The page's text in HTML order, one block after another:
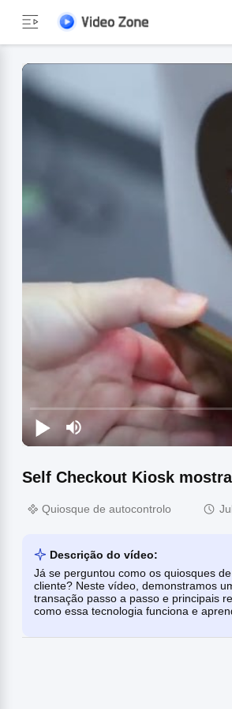
Self Checkout Kiosk
Quiosque de autocontrolo
Descrição do vídeo:
Já se perguntou como os quiosques
cliente? Neste vídeo, demonstramos
transação passo a passo e principais
como essa tecnologia funciona e